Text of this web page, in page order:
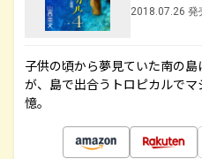
2018.07.26 発
子供の頃から夢見ていた南の
が、島で出合うトロピカルで
憶。